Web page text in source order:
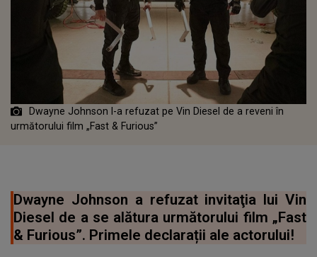
Dwayne Johnson l-a refuzat pe Vin Diesel de a reveni în
următorului film „Fast & Furious”
Dwayne Johnson a refuzat invitaţia lui Vin
Diesel de a se alătura următorului film „Fast
& Furious”. Primele declarații ale actorului!